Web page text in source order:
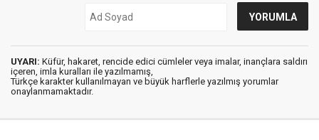
UYARI: Küfür, hakaret, rencide edici cümleler veya imalar, inançlara saldırı
içeren, imla kuralları ile yazılmamış,
Türkçe karakter kullanılmayan ve büyük harflerle yazılmış yorumlar
onaylanmamaktadır.